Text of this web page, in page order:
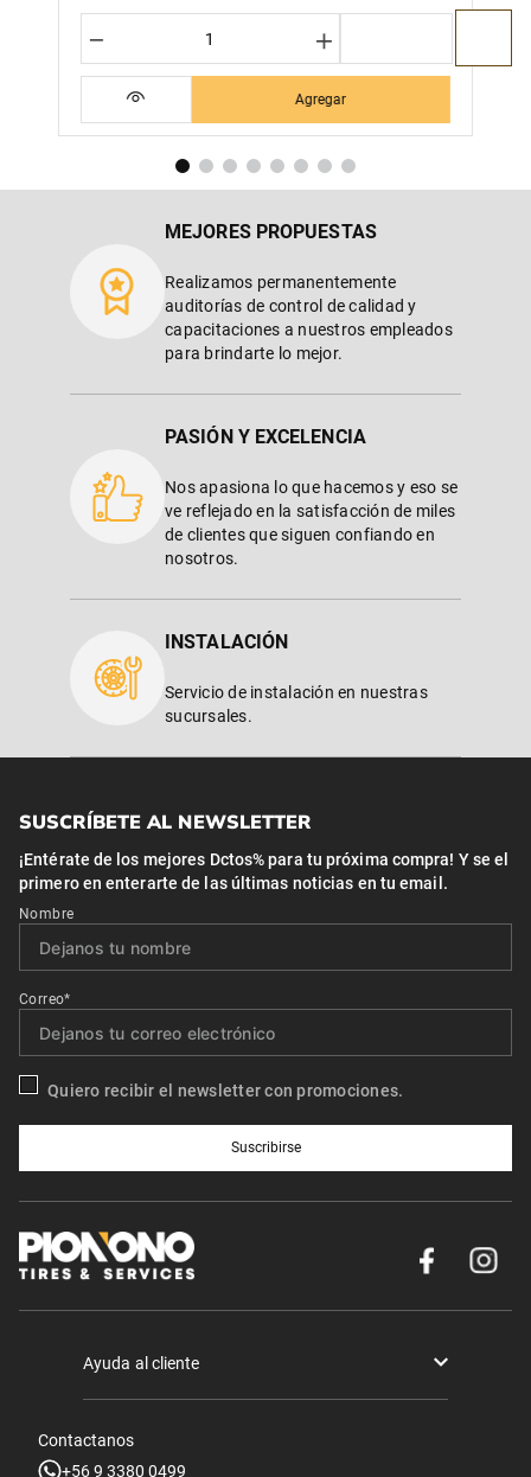
＋
－
Agregar
MEJORES PROPUESTAS
Realizamos permanentemente
auditorías de control de calidad y
capacitaciones a nuestros empleados
para brindarte lo mejor.
PASIÓN Y EXCELENCIA
Nos apasiona lo que hacemos y eso se
ve reflejado en la satisfacción de miles
de clientes que siguen confiando en
nosotros.
INSTALACIÓN
Servicio de instalación en nuestras
sucursales.
SUSCRÍBETE AL NEWSLETTER
¡Entérate de los mejores Dctos% para tu próxima compra! Y se el
primero en enterarte de las últimas noticias en tu email.
Nombre
Correo*
Quiero recibir el newsletter con promociones.
Suscribirse
Ayuda al cliente
Contactanos
+56 9 3380 0499